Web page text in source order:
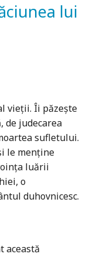
lui
vieții. Îi păzește
de judecarea
sufletului.
le menține
luării
o
duhovnicesc.
această